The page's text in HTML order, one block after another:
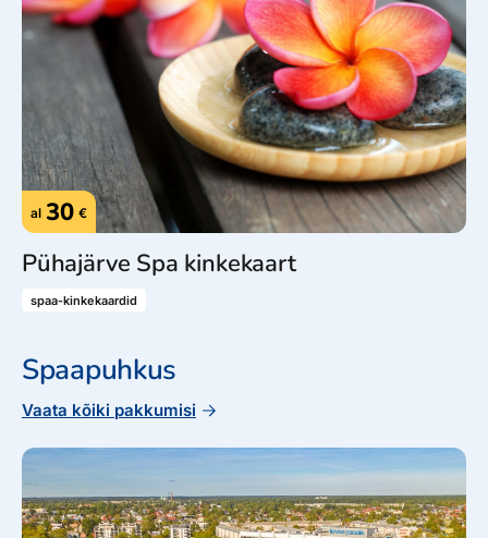
al 30 €
Pühajärve Spa kinkekaart
spaa-kinkekaardid
Spaapuhkus
Vaata kõiki pakkumisi